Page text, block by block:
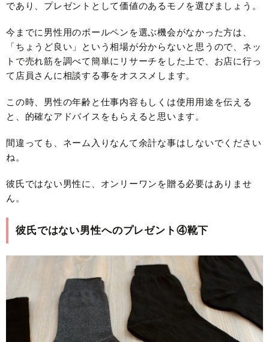
であり、プレゼントとして価値のあるモノを選びましょう。
今までに男性用のボールペンを選ぶ機会がなかった方は、
「ちょうど良い」という相場が分からないと思うので、ネッ
トで売れ筋を調べて簡単にリサーチをした上で、お店に行っ
て店員さんに相談する事をオススメします。
この時、男性の年齢と仕事内容もしくは使用用途を伝える
と、的確なアドバイスをもらえると思います。
間違っても、ネーム入りなんて余計な事はしないでください
ね。
彼氏ではない男性に、オンリーワンを贈る必要はありませ
ん。
彼氏ではない男性へのプレゼント④靴下